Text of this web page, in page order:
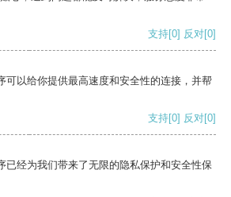
支持[0] 反对[0]
可以给你提供最高速度和安全性的连接，并帮
支持[0] 反对[0]
已经为我们带来了无限的隐私保护和安全性保